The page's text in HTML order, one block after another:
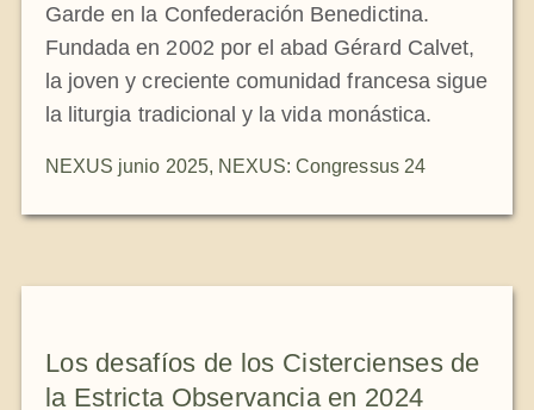
Garde en la Confederación Benedictina.
Fundada en 2002 por el abad Gérard Calvet,
la joven y creciente comunidad francesa sigue
la liturgia tradicional y la vida monástica.
NEXUS junio 2025, NEXUS: Congressus 24
Los desafíos de los Cistercienses de
la Estricta Observancia en 2024